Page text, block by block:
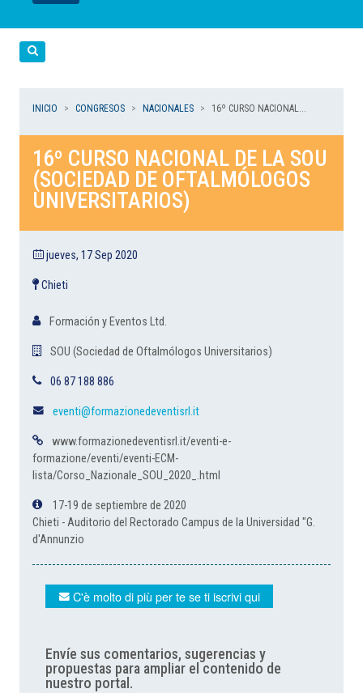
LEER
LEER
LEER
LEER
LEER
INICIO CONGRESOS NACIONALES 16º CURSO NACIONAL...
16º CURSO NACIONAL DE LA SOU
(SOCIEDAD DE OFTALMÓLOGOS
UNIVERSITARIOS)
jueves, 17 Sep 2020
Chieti
Formación y Eventos Ltd.
SOU (Sociedad de Oftalmólogos Universitarios)
06 87 188 886
eventi@formazionedeventisrl.it
www.formazionedeventisrl.it/eventi-e-
formazione/eventi/eventi-ECM-
lista/Corso_Nazionale_SOU_2020_.html
17-19 de septiembre de 2020
Chieti - Auditorio del Rectorado Campus de la Universidad "G.
d'Annunzio
C'è molto di più per te se ti iscrivi qui
Envíe sus comentarios, sugerencias y
propuestas para ampliar el contenido de
nuestro portal.